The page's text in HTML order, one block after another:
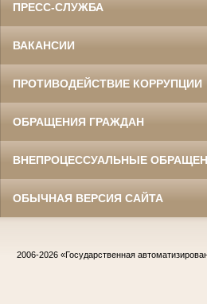
ПРЕСС-СЛУЖБА
ВАКАНСИИ
ПРОТИВОДЕЙСТВИЕ КОРРУПЦИИ
ОБРАЩЕНИЯ ГРАЖДАН
ВНЕПРОЦЕССУАЛЬНЫЕ
ОБЫЧНАЯ ВЕРСИЯ САЙТА
2006-2026 «Государственная